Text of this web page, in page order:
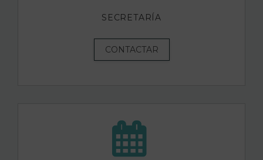
SECRETARÍA
CONTACTAR